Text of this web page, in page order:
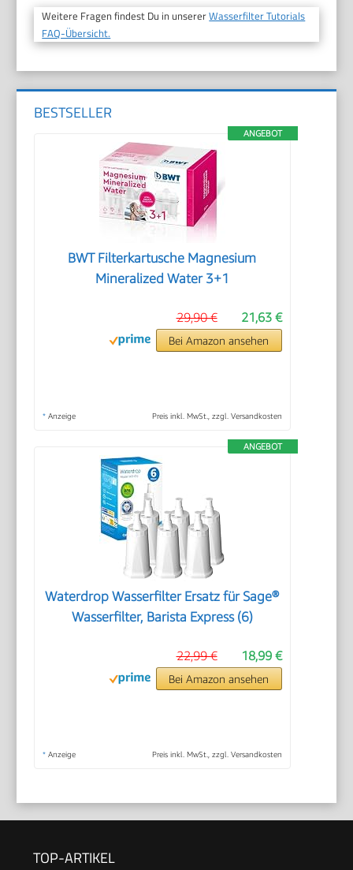
Weitere Fragen findest Du in unsererWasserfilter Tutorials
FAQ-Übersicht.
BESTSELLER
ANGEBOT
BWT Filterkartusche Magnesium
Mineralized Water 3+1
21,63 €
29,90 €
Bei Amazon ansehen
* Anzeige Preis inkl. MwSt., zzgl. Versandkosten
ANGEBOT
Waterdrop Wasserfilter Ersatz für Sage®
Wasserfilter, Barista Express (6)
18,99 €
22,99 €
Bei Amazon ansehen
* Anzeige Preis inkl. MwSt., zzgl. Versandkosten
TOP-ARTIKEL